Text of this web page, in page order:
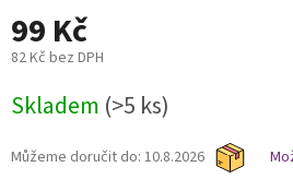
99 Kč
82 Kč bez DPH
cena:
Skladem (>5 ks)
Můžeme doručit do: 10.8.2026